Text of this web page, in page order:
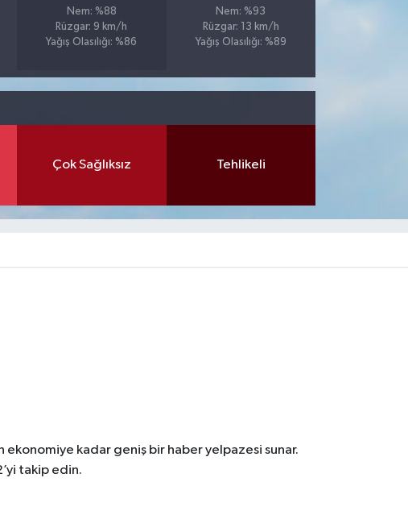
Nem: %88
Rüzgar: 9 km/h
Yağış Olasılığı: %86
Nem: %93
Rüzgar: 13 km/h
Yağış Olasılığı: %89
Çok Sağlıksız Tehlikeli
ekonomiye kadar geniş bir haber yelpazesi sunar.
takip edin.